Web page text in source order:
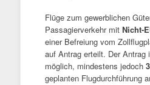
Flüge zum gewerblichen
Passagierverkehr mit Nicht-
einer Befreiung vom
auf Antrag erteilt. Der Antrag
möglich, mindestens jedoch
geplanten Flugdurchführung